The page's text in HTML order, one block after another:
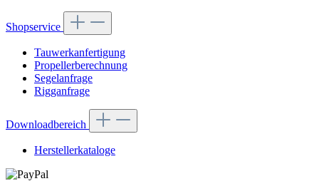
Shopservice
Tauwerkanfertigung
Propellerberechnung
Segelanfrage
Rigganfrage
Downloadbereich
Herstellerkataloge